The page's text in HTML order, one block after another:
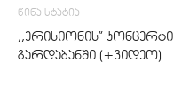
წინა სტატია
,,ერისიონის” კონცერტი
გარდაბანში (+ვიდეო)